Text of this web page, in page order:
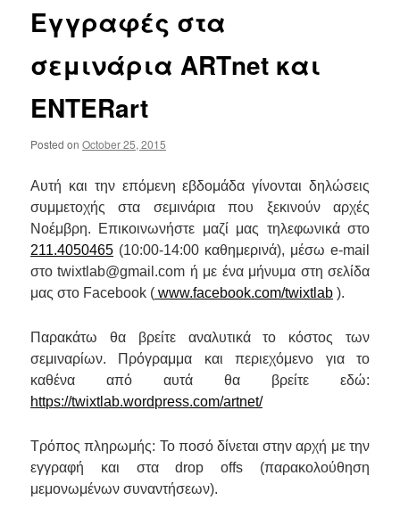
Εγγραφές στα
σεμινάρια ARTnet και
ENTERart
Posted onOctober 25, 2015
Aυτή και την επόμενη εβδομάδα γίνονται δηλώσεις
συμμετοχής στα σεμινάρια που ξεκινούν αρχές
Νοέμβρη. Επικοινωνήστε μαζί μας τηλεφωνικά στο
211.4050465 (10:00-14:00 καθημερινά), μέσω e-mail
στο twixtlab@gmail.com ή με ένα μήνυμα στη σελίδα
μας στο Facebook ( www.facebook.com/twixtlab ).
Παρακάτω θα βρείτε αναλυτικά το κόστος των
σεμιναρίων. Πρόγραμμα και περιεχόμενο για το
καθένα από αυτά θα βρείτε εδώ:
https://twixtlab.wordpress.com/artnet/
Τρόπος πληρωμής: Το ποσό δίνεται στην αρχή με την
εγγραφή και σταdrop offs (παρακολούθηση
μεμονωμένων συναντήσεων).